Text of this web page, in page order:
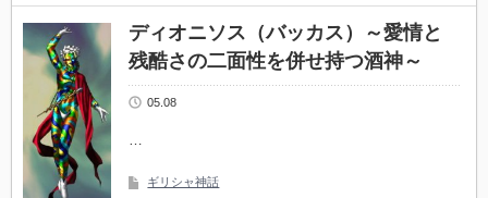
ディオニソス（バッカス）～愛情と
残酷さの二面性を併せ持つ酒神～
05.08
…
ギリシャ神話